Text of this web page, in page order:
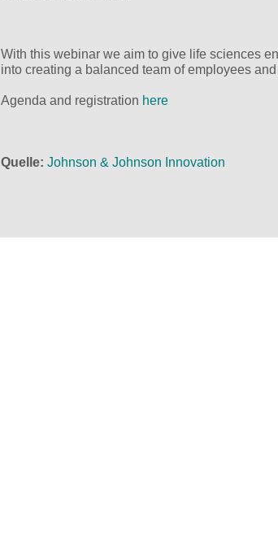
With this webinar we aim to give life sciences
into creating a balanced team of employees
Agenda and registration here
Quelle Johnson & Johnson Innovation